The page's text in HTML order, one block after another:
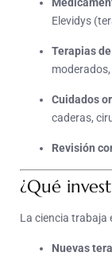
Elevidys
Terapias
Cuidados
caderas,
Revisión
¿Qué
La ciencia trabaja
Nuevas